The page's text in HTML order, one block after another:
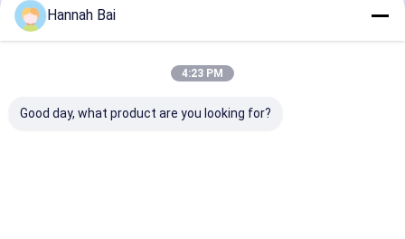
Hannah Bai
4:23 PM
Good day, what product are you looking for?